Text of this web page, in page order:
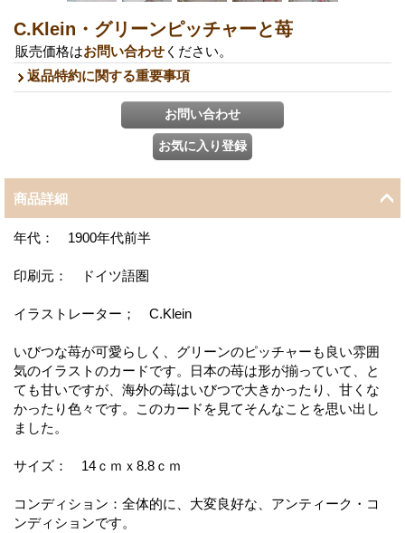
C.Klein・グリーンピッチャーと苺
販売価格はお問い合わせ ください。
返品特約に関する重要事項
商品詳細
年代： 1900年代前半
印刷元： ドイツ語圏
イラストレーター； C.Klein
いびつな苺が可愛らしく、グリーンのピッチャーも良い雰囲
気のイラストのカードです。日本の苺は形が揃っていて、と
ても甘いですが、海外の苺はいびつで大きかったり、甘くな
かったり色々です。このカードを見てそんなことを思い出し
ました。
サイズ： 14ｃｍｘ8.8ｃｍ
コンディション：全体的に、大変良好な、アンティーク・コ
ンディションです。